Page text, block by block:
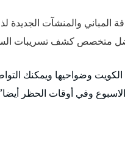
والمنشآت الجديدة
متخصص كشف تسريبات
وضواحيها ويمكنك